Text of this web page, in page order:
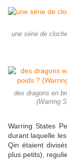
une série de
des dragons en
(Warring
Warring States
durant laquelle
Qin étaient
plus petits),